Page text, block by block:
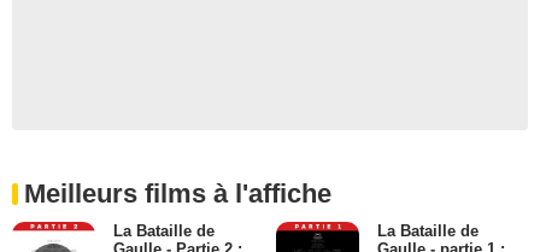
Meilleurs films à l'affiche
La Bataille de
La Bataille de